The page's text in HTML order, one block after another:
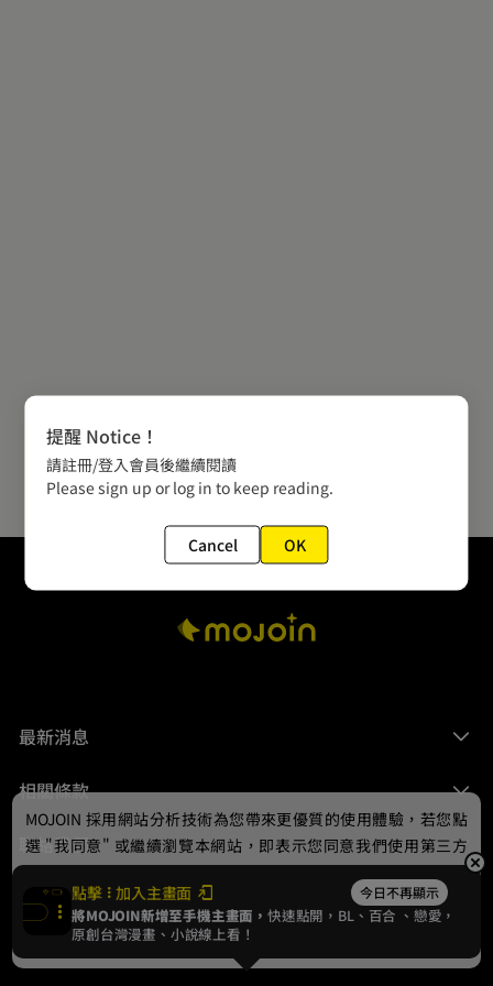
最新消息
相關條款
聯絡我們
© 2024 gamania Digital Entertainment Co., Ltd.
點擊 加入主畫面 今日不再顯示
將MOJOIN新增至手機主畫面，快速點開，BL、 百合 、戀愛，
原創台灣漫畫、小說線上看！
MOJOIN 採用網站分析技術為您帶來更優質的使用體驗，若您點
選 "我同意" 或繼續瀏覽本網站，即表示您同意我們使用第三方
Cookie，欲瞭解更多資訊請見隱私權政策。
我同意
提醒 Notice！
請註冊/登入會員後繼續閱讀
Please sign up or log in to keep reading.
Cancel OK